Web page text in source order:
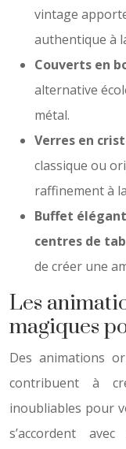
vintage
authentique à
Couverts en
alternative
métal.
Verres en
classique ou
raffinement à
Buffet
centres de
de créer une
Les
magiques
Des animations
contribuent à
inoubliables pour
s’accordent